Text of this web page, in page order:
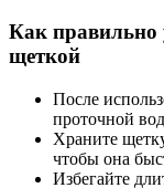
Как правильно
щеткой
После
проточной
Храните
чтобы она
Избегайте